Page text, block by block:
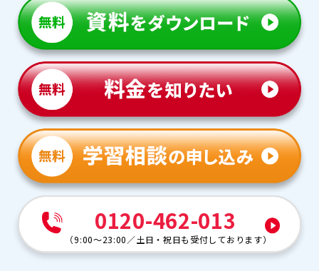
0120-462-013
（9:00～23:00 ／土日・祝日も受付しております）